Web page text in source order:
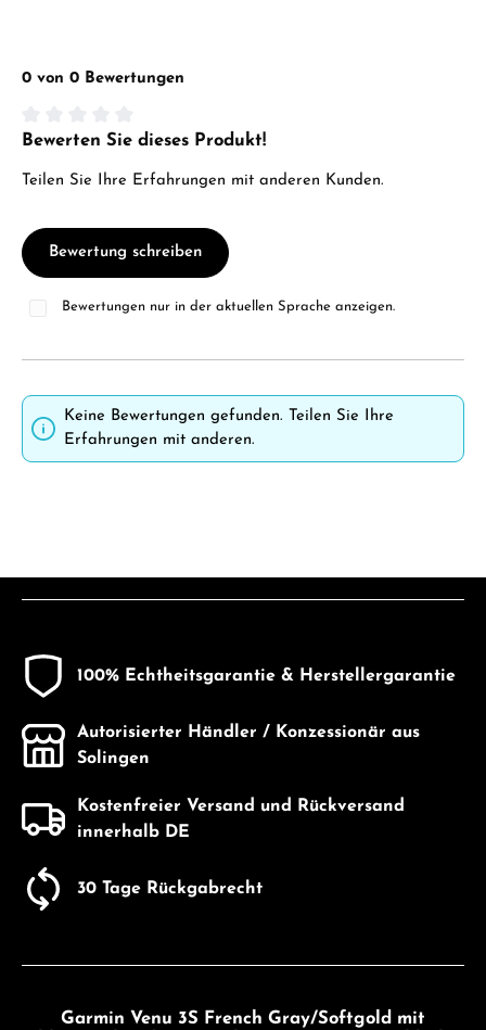
0 von 0 Bewertungen
Durchschnittliche Bewertung von 0 von 5 Sternen
Bewerten Sie dieses Produkt!
Teilen Sie Ihre Erfahrungen mit anderen Kunden.
Bewertung schreiben
Bewertungen nur in der aktuellen Sprache anzeigen.
Keine Bewertungen gefunden. Teilen Sie Ihre
Erfahrungen mit anderen.
100% Echtheitsgarantie & Herstellergarantie
Autorisierter Händler / Konzessionär aus
Solingen
Kostenfreier Versand und Rückversand
innerhalb DE
30 Tage Rückgabrecht
Garmin Venu 3S French Gray/Softgold mit